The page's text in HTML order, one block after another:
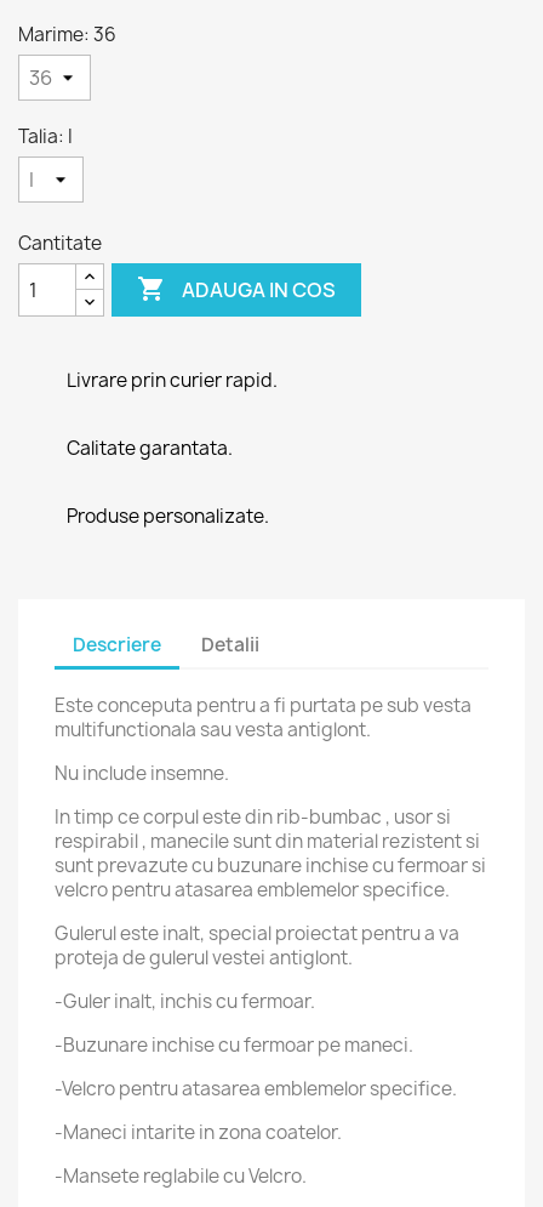
Marime: 36
Talia: I
Cantitate
 ADAUGA IN COS
Livrare prin curier rapid.
Calitate garantata.
Produse personalizate.
Descriere Detalii
Este conceputa pentru a fi purtata pe sub vesta
multifunctionala sau vesta antiglont.
Nu include insemne.
In timp ce corpul este din rib-bumbac , usor si
respirabil , manecile sunt din material rezistent si
sunt prevazute cu buzunare inchise cu fermoar si
velcro pentru atasarea emblemelor specifice.
Gulerul este inalt, special proiectat pentru a va
proteja de gulerul vestei antiglont.
-Guler inalt, inchis cu fermoar.
-Buzunare inchise cu fermoar pe maneci.
-Velcro pentru atasarea emblemelor specifice.
-Maneci intarite in zona coatelor.
-Mansete reglabile cu Velcro.